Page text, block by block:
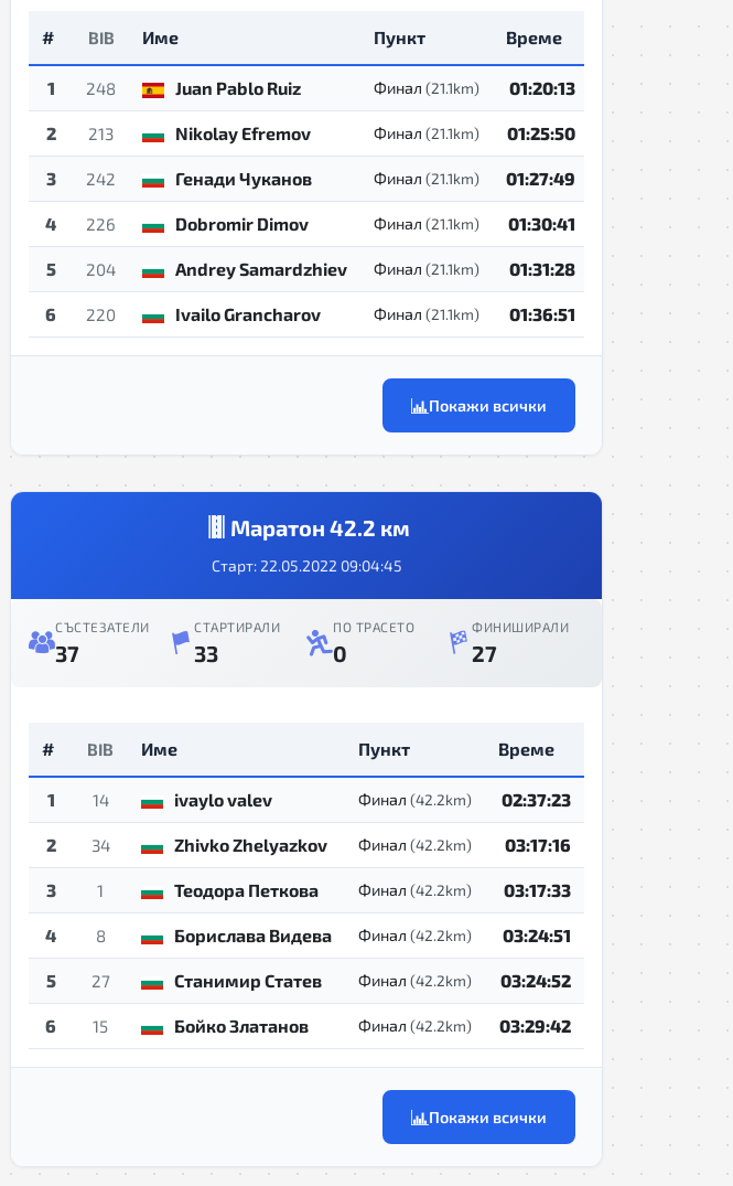
# BIB Име Пункт Време
1 248 Juan Pablo Ruiz Финал (21.1km) 01:20:13
2 213 Nikolay Efremov Финал (21.1km) 01:25:50
3 242 Генади Чуканов Финал (21.1km) 01:27:49
4 226 Dobromir Dimov Финал (21.1km) 01:30:41
5 204 Andrey Samardzhiev Финал (21.1km) 01:31:28
6 220 Ivailo Grancharov Финал (21.1km) 01:36:51
Покажи всички
Време
01:25:52
01:34:20
01:42:34
01:44:30
01:47:47
01:57:25
Маратон 42.2 км
Старт: 22.05.2022 09:04:45
СЪСТЕЗАТЕЛИ
37
СТАРТИРАЛИ
33
ПО ТРАСЕТО
0
ФИНИШИРАЛИ
27
# BIB Име Пункт Време
1 14 ivaylo valev Финал (42.2km) 02:37:23
2 34 Zhivko Zhelyazkov Финал (42.2km) 03:17:16
3 1 Теодора Петкова Финал (42.2km) 03:17:33
4 8 Борислава Видева Финал (42.2km) 03:24:51
5 27 Станимир Статев Финал (42.2km) 03:24:52
6 15 Бойко Златанов Финал (42.2km) 03:29:42
Покажи всички